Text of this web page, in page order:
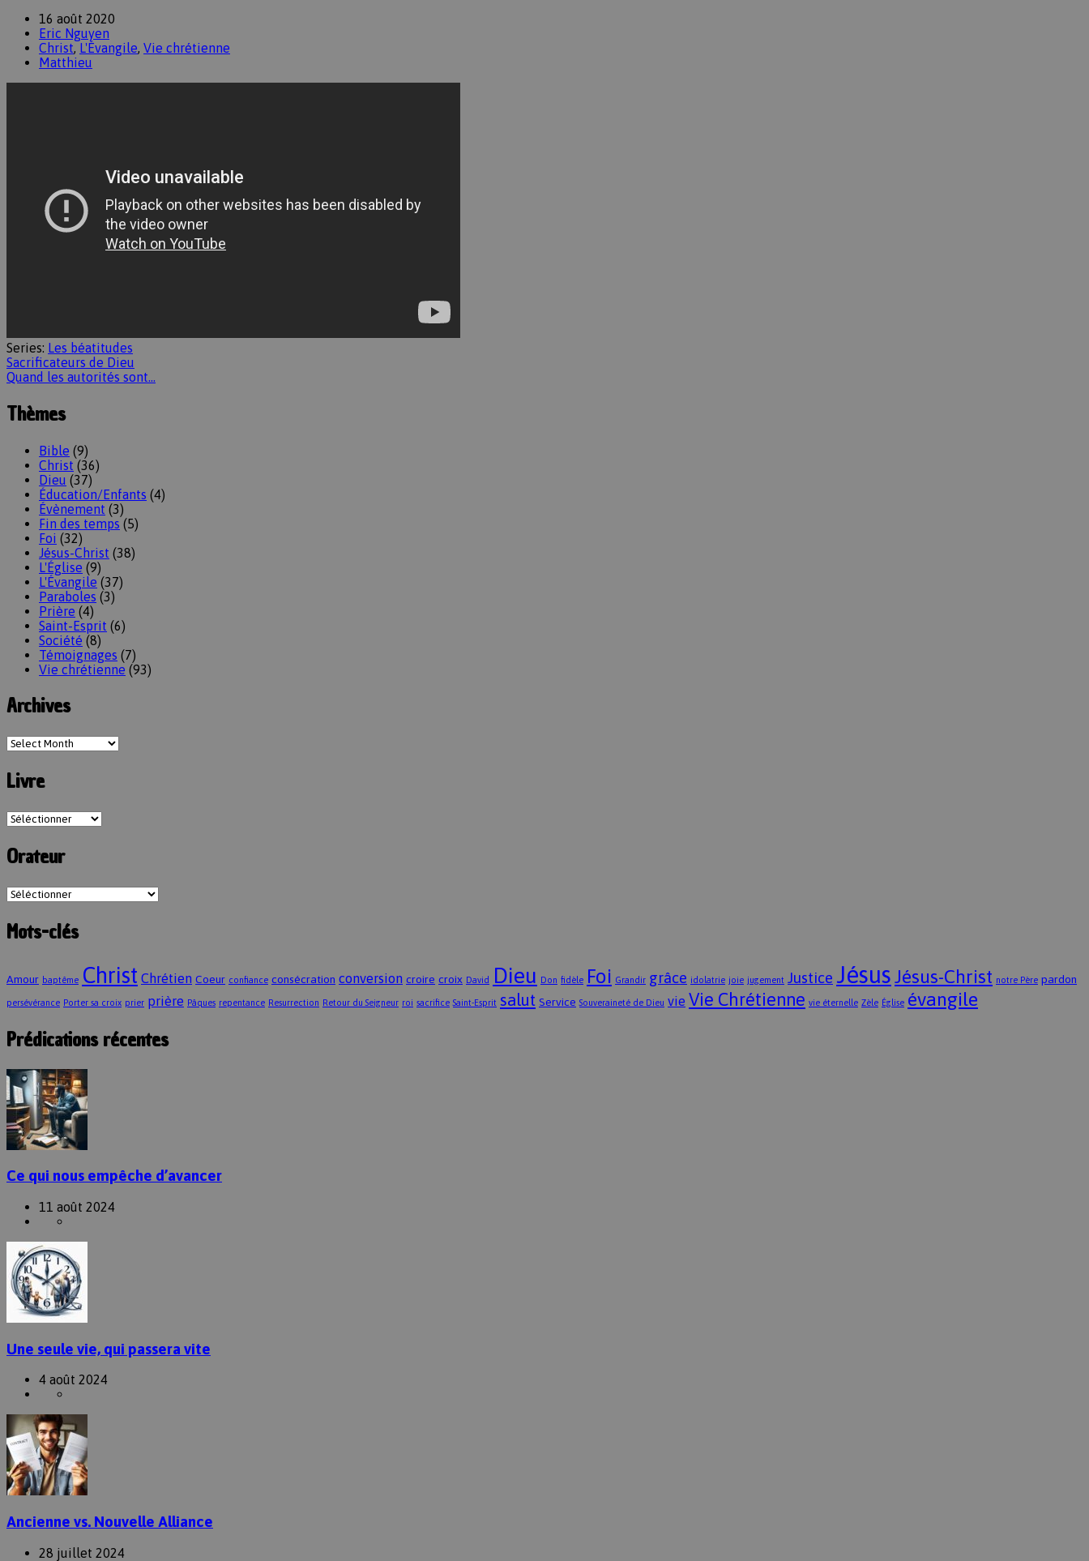
16 août 2020
Eric Nguyen
Christ, L'Évangile, Vie chrétienne
Matthieu
Series: Les béatitudes
Sacrificateurs de Dieu
Quand les autorités sont…
Thèmes
Bible (9)
Christ (36)
Dieu (37)
Éducation/Enfants (4)
Évènement (3)
Fin des temps (5)
Foi (32)
Jésus-Christ (38)
L'Église (9)
L'Évangile (37)
Paraboles (3)
Prière (4)
Saint-Esprit (6)
Société (8)
Témoignages (7)
Vie chrétienne (93)
Archives
Livre
Orateur
Mots-clés
Amour baptême Christ Chrétien Coeur confiance consécration conversion croire croix David Dieu Don fidèle Foi Grandir grâce idolatrie joie jugement Justice JésusJésus-Christ notre Père pardon
persévérance Porter sa croix prier prière Pâques repentance Resurrection Retour du Seigneur roi sacrifice Saint-Esprit salut Service Souveraineté de Dieu vie Vie Chrétienne vie éternelle Zèle Église évangile
Prédications récentes
Ce qui nous empêche d’avancer
11 août 2024
Une seule vie, qui passera vite
4 août 2024
Ancienne vs. Nouvelle Alliance
28 juillet 2024